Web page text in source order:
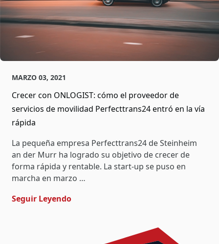
MARZO 03, 2021
Crecer con ONLOGIST: cómo el proveedor de
servicios de movilidad Perfecttrans24 entró en la vía
rápida
La pequeña empresa Perfecttrans24 de Steinheim
an der Murr ha logrado su objetivo de crecer de
forma rápida y rentable. La start-up se puso en
marcha en marzo …
Seguir Leyendo- Crecer Con ONLOGIST: Cómo El